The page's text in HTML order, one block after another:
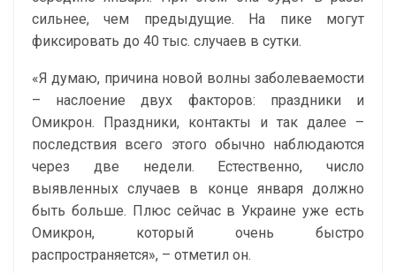
сильнее, чем предыдущие. На пике могут
фиксировать до 40 тыс. случаев в сутки.
«Я думаю, причина новой волны заболеваемости
– наслоение двух факторов: праздники и
Омикрон. Праздники, контакты и так далее –
последствия всего этого обычно наблюдаются
через две недели. Естественно, число
выявленных случаев в конце января должно
быть больше. Плюс сейчас в Украине уже есть
Омикрон, который очень быстро
распространяется», – отметил он.